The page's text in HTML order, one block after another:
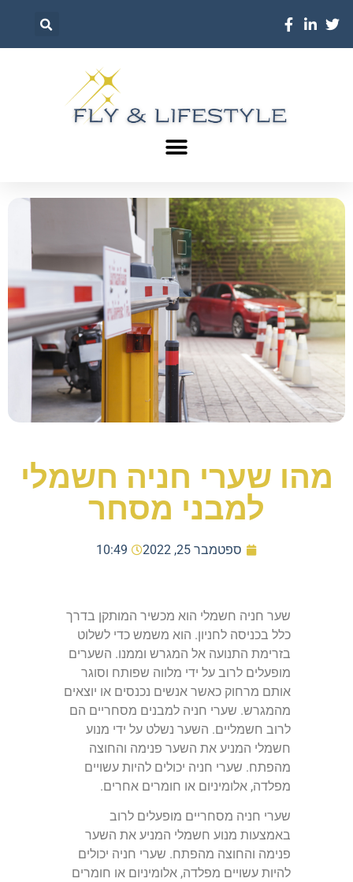
מהו שערי חניה חשמלי
למבני מסחר
ספטמבר 25, 2022 10:49
שער חניה חשמלי הוא מכשיר המותקן בדרך
כלל בכניסה לחניון. הוא משמש כדי לשלוט
בזרימת התנועה אל המגרש וממנו. השערים
מופעלים לרוב על ידי מלווה שפותח וסוגר
אותם מרחוק כאשר אנשים נכנסים או יוצאים
מהמגרש. שערי חניה למבנים מסחריים הם
לרוב חשמליים. השער נשלט על ידי מנוע
חשמלי המניע את השער פנימה והחוצה
מהפתח. שערי חניה יכולים להיות עשויים
מפלדה, אלומיניום או חומרים אחרים.
שערי חניה מסחריים מופעלים לרוב
באמצעות מנוע חשמלי המניע את השער
פנימה והחוצה מהפתח. שערי חניה יכולים
להיות עשויים מפלדה, אלומיניום או חומרים